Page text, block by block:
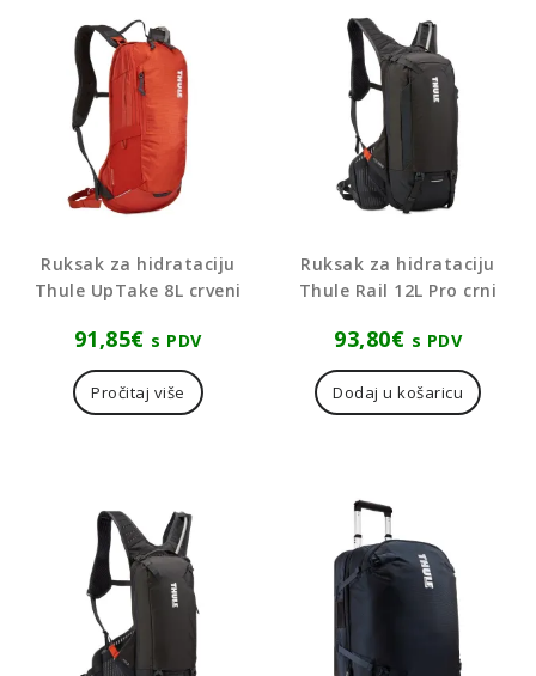
Ruksak za hidrataciju
Thule UpTake 8L crveni
91,85€ s PDV
Pročitaj više
Ruksak za hidrataciju
Thule Rail 12L Pro crni
93,80€ s PDV
Dodaj u košaricu